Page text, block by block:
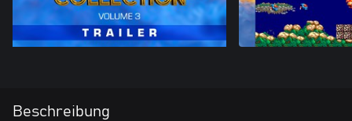
Beschreibung